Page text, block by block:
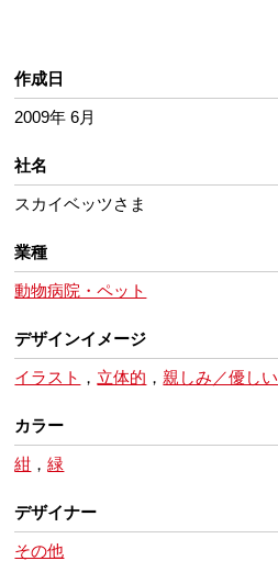
作成日
2009年 6月
社名
スカイベッツさま
業種
動物病院・ペット
デザインイメージ
イラスト ， 立体的 ， 親しみ／優しい
カラー
紺 ，緑
デザイナー
その他